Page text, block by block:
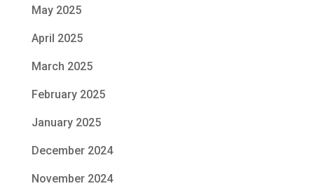
May 2025
April 2025
March 2025
February 2025
January 2025
December 2024
November 2024